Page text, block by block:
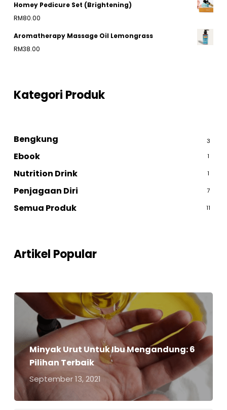
Homey Pedicure Set (Brightening)
RM80.00
Aromatherapy Massage Oil Lemongrass
RM38.00
Kategori Produk
Bengkung 3
Ebook 1
Nutrition Drink 1
Penjagaan Diri 7
Semua Produk 11
Artikel Popular
Minyak Urut Untuk Ibu Mengandung: 6
Pilihan Terbaik
September 13, 2021